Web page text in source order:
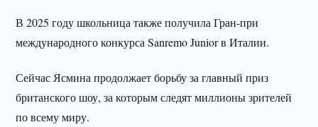
В 2025 году школьница также получила Гран-при
международного конкурса Sanremo Junior в Италии.
Сейчас Ясмина продолжает борьбу за главный приз
британского шоу, за которым следят миллионы зрителей
по всему миру.